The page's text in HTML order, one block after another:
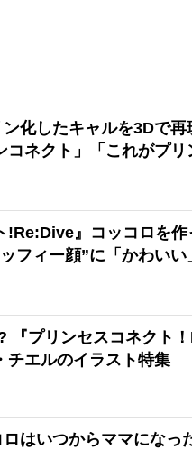
ン化したキャルを3Dで
コネクト」「これがプリ
!Re:Dive』コッコロを
フィー顔”に「かわい
『プリンセスコネクト
チエルのイラスト特集
ロはいつからママにな